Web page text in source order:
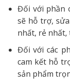
Đối với phần
sẽ hỗ trợ,
nhất, rẻ nhất,
Đối với các
cam kết hỗ
sản phẩm